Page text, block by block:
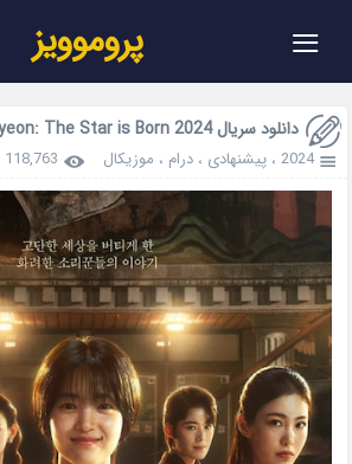
≡ پروموویز
دانلود سریال Jeongnyeon: The Star is Born 2024
2024 ،پیشنهادی ،درام ، موزیکال 118,763